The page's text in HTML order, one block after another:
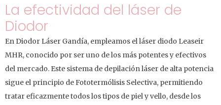
La efectividad del láser de
Diodor
En Diodor Láser Gandía, empleamos el láser diodo Leaseir
MHR, conocido por ser uno de los más potentes y efectivos
del mercado. Este sistema de depilación láser de alta potencia
sigue el principio de Fototermólisis Selectiva, permitiendo
tratar eficazmente todos los tipos de piel y vello, desde los